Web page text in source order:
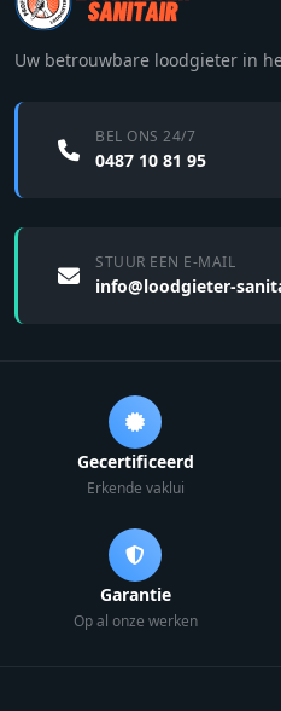
Uw betrouwbare loodgieter in
BEL ONS 24/7
0487 10 81 95
STUUR EEN E-MAIL
info@loodgieter-
Gecertificeerd
Erkende vaklui
Garantie
Op al onze werken